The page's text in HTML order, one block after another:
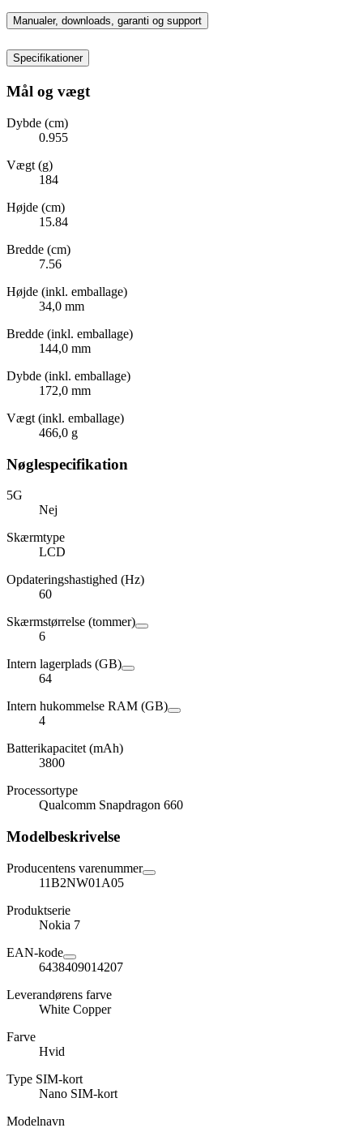
Manualer, downloads, garanti og support
Specifikationer
Mål og vægt
Dybde (cm)
0.955
Vægt (g)
184
Højde (cm)
15.84
Bredde (cm)
7.56
Højde (inkl. emballage)
34,0 mm
Bredde (inkl. emballage)
144,0 mm
Dybde (inkl. emballage)
172,0 mm
Vægt (inkl. emballage)
466,0 g
Nøglespecifikation
5G
Nej
Skærmtype
LCD
Opdateringshastighed (Hz)
60
Skærmstørrelse (tommer)
6
Intern lagerplads (GB)
64
Intern hukommelse RAM (GB)
4
Batterikapacitet (mAh)
3800
Processortype
Qualcomm Snapdragon 660
Modelbeskrivelse
Producentens varenummer
11B2NW01A05
Produktserie
Nokia 7
EAN-kode
6438409014207
Leverandørens farve
White Copper
Farve
Hvid
Type SIM-kort
Nano SIM-kort
Modelnavn